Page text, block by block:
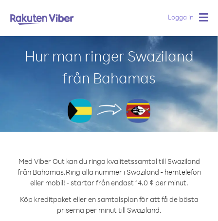
Logga in
Hur man ringer Swaziland
från Bahamas
Med Viber Out kan du ringa kvalitetssamtal till Swaziland
från Bahamas.Ring alla nummer i Swaziland - hemtelefon
eller mobil! - startar från endast 14.0 ¢ per minut.
Köp kreditpaket eller en samtalsplan för att få de bästa
priserna per minut till Swaziland.